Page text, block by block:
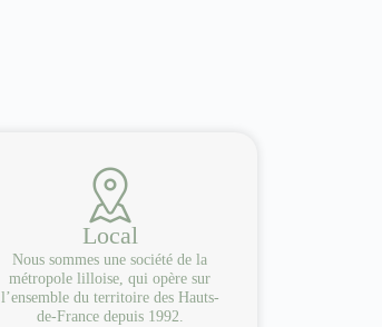
Local
Nous sommes une société de la
métropole lilloise, qui opère sur
l’ensemble du territoire des Hauts-
de-France depuis 1992.